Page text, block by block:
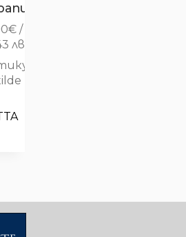
€ /
лв.